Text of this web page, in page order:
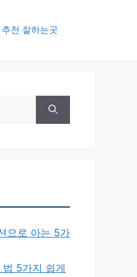
천 잘하는곳
으로 아는 5가
5가지 쉽게